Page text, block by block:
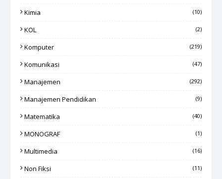
Kimia (10)
KOL (2)
Komputer (219)
Komunikasi (47)
Manajemen (292)
Manajemen Pendidikan (9)
Matematika (40)
MONOGRAF (1)
Multimedia (16)
Non Fiksi (11)